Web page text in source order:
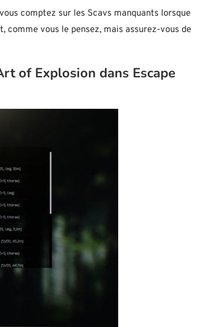
comptez sur les Scavs manquants lorsque
comme vous le pensez, mais assurez-vous de
of Explosion dans Escape